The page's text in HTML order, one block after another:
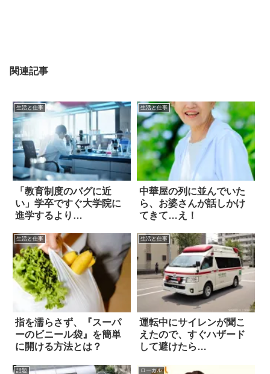
関連記事
生活と仕事
「教育制度のバグに近
い」学卒ですぐ大学院に
進学するより…
生活と仕事
中華屋の列に並んでいた
ら、お婆さんが話しかけ
てきて…え！
生活と仕事
指を濡らさず、『スーパ
ーのビニール袋』を簡単
に開ける方法とは？
生活と仕事
運転中にサイレンが聞こ
えたので、すぐハザード
して避けたら…
話題 ローカル